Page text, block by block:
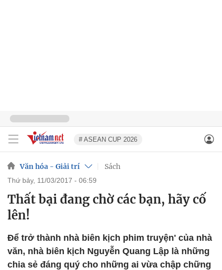
# ASEAN CUP 2026
Văn hóa - Giải trí Sách
thứ bảy, 11/03/2017 - 06:59
Thất bại đang chờ các bạn, hãy cố
lên!
Để trở thành nhà biên kịch phim truyện' của nhà
văn, nhà biên kịch Nguyễn Quang Lập là những
chia sẻ đáng quý cho những ai vừa chập chững